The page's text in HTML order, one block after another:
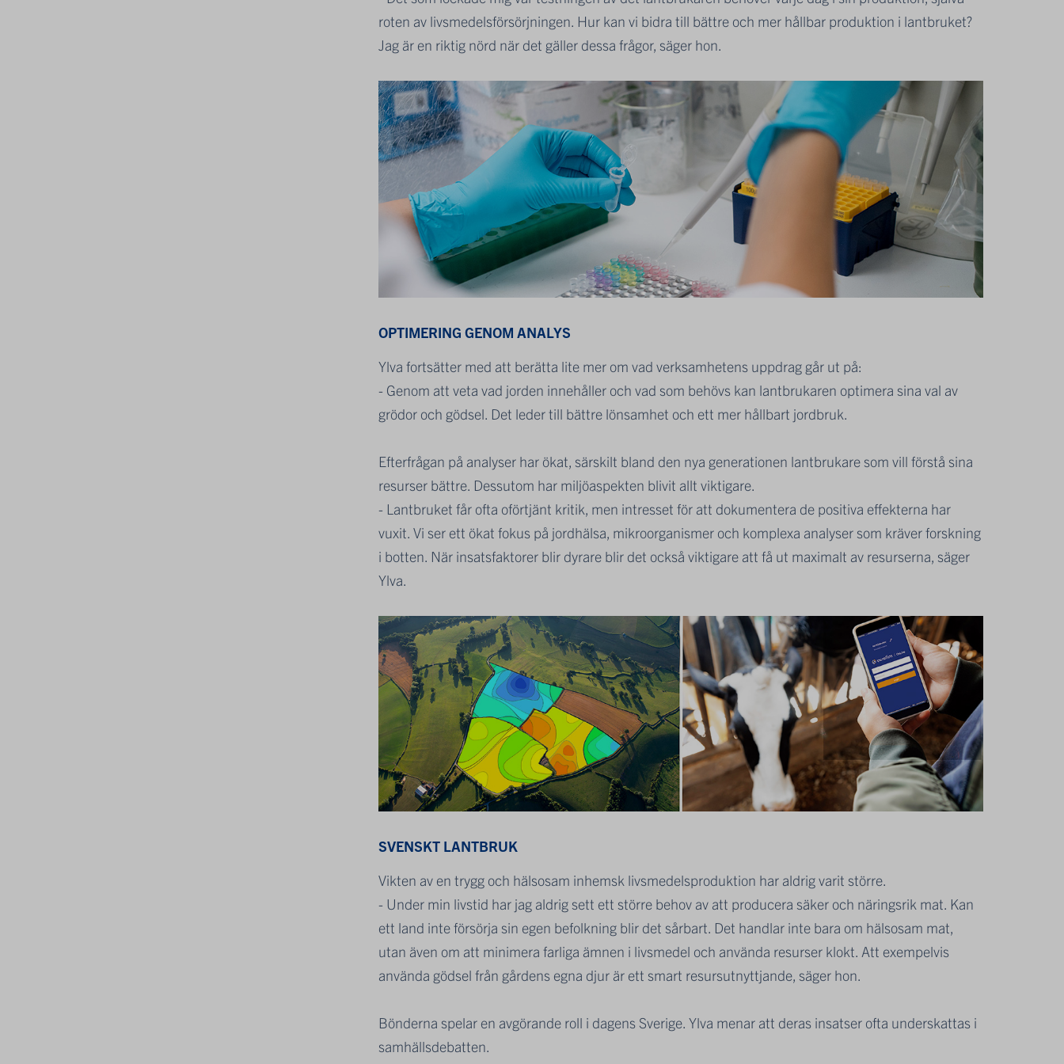
roten av livsmedelsförsörjningen. Hur kan vi bidra till bättre och mer hållbar produktion i lantbruket?
Jag är en riktig nörd när det gäller dessa frågor, säger hon.
OPTIMERING GENOM ANALYS
Ylva fortsätter med att berätta lite mer om vad verksamhetens uppdrag går ut på:
- Genom att veta vad jorden innehåller och vad som behövs kan lantbrukaren optimera sina val av
grödor och gödsel. Det leder till bättre lönsamhet och ett mer hållbart jordbruk.
Efterfrågan på analyser har ökat, särskilt bland den nya generationen lantbrukare som vill förstå sina
resurser bättre. Dessutom har miljöaspekten blivit allt viktigare.
- Lantbruket får ofta oförtjänt kritik, men intresset för att dokumentera de positiva effekterna har
vuxit. Vi ser ett ökat fokus på jordhälsa, mikroorganismer och komplexa analyser som kräver forskning
i botten. När insatsfaktorer blir dyrare blir det också viktigare att få ut maximalt av resurserna, säger
Ylva.
SVENSKT LANTBRUK
Vikten av en trygg och hälsosam inhemsk livsmedelsproduktion har aldrig varit större.
- Under min livstid har jag aldrig sett ett större behov av att producera säker och näringsrik mat. Kan
ett land inte försörja sin egen befolkning blir det sårbart. Det handlar inte bara om hälsosam mat,
utan även om att minimera farliga ämnen i livsmedel och använda resurser klokt. Att exempelvis
använda gödsel från gårdens egna djur är ett smart resursutnyttjande, säger hon.
Bönderna spelar en avgörande roll i dagens Sverige. Ylva menar att deras insatser ofta underskattas i
samhällsdebatten.